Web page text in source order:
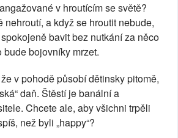
v hroutícím se světě?
nehroutí, a když se hroutit nebude,
bavit bez nutkání za něco
bojovníky mrzet.
v pohodě působí dětinsky pitomě,
daň. Štěstí je banální a
Chcete ale, aby všichni trpěli
než byli „happy“?